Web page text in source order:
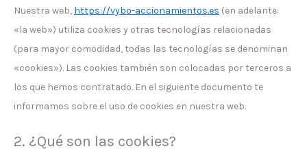
Nuestra web, https://vybo-accionamientos.es (en adelante:
«la web») utiliza cookies y otras tecnologías relacionadas
(para mayor comodidad, todas las tecnologías se denominan
«cookies»). Las cookies también son colocadas por terceros a
los que hemos contratado. En el siguiente documento te
informamos sobre el uso de cookies en nuestra web.
2. ¿Qué son las cookies?